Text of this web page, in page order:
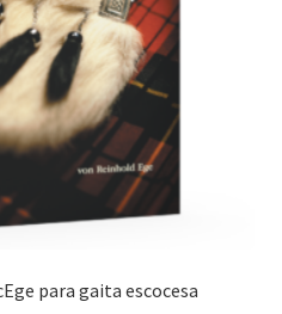
para gaita escocesa